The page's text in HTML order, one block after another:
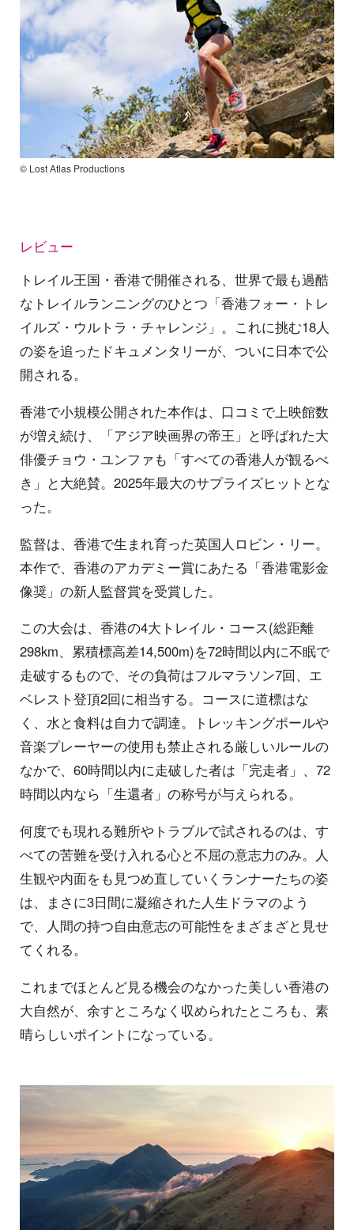
© Lost Atlas Productions
レビュー
トレイル王国・香港で開催される、世界で最も過酷
なトレイルランニングのひとつ「香港フォー・トレ
イルズ・ウルトラ・チャレンジ」。これに挑む18人
の姿を追ったドキュメンタリーが、ついに日本で公
開される。
香港で小規模公開された本作は、口コミで上映館数
が増え続け、「アジア映画界の帝王」と呼ばれた大
俳優チョウ・ユンファも「すべての香港人が観るべ
き」と大絶賛。2025年最大のサプライズヒットとな
った。
監督は、香港で生まれ育った英国人ロビン・リー。
本作で、香港のアカデミー賞にあたる「香港電影金
像奨」の新人監督賞を受賞した。
この大会は、香港の4大トレイル・コース(総距離
298km、累積標高差14,500m)を72時間以内に不眠で
走破するもので、その負荷はフルマラソン7回、エ
ベレスト登頂2回に相当する。コースに道標はな
く、水と食料は自力で調達。トレッキングポールや
音楽プレーヤーの使用も禁止される厳しいルールの
なかで、60時間以内に走破した者は「完走者」、72
時間以内なら「生還者」の称号が与えられる。
何度でも現れる難所やトラブルで試されるのは、す
べての苦難を受け入れる心と不屈の意志力のみ。人
生観や内面をも見つめ直していくランナーたちの姿
は、まさに3日間に凝縮された人生ドラマのよう
で、人間の持つ自由意志の可能性をまざまざと見せ
てくれる。
これまでほとんど見る機会のなかった美しい香港の
大自然が、余すところなく収められたところも、素
晴らしいポイントになっている。